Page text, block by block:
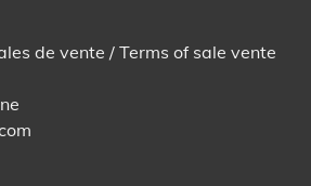
de vente / Terms of sale vente